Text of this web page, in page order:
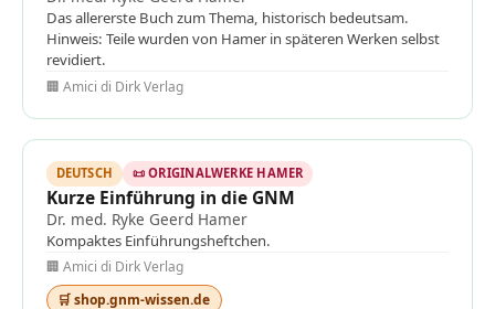
Das allererste Buch zum Thema, historisch bedeutsam.
Hinweis: Teile wurden von Hamer in späteren Werken selbst
revidiert.
🏢 Amici di Dirk Verlag
DEUTSCH 📜 ORIGINALWERKE HAMER
Kurze Einführung in die GNM
Dr. med. Ryke Geerd Hamer
Kompaktes Einführungsheftchen.
🏢 Amici di Dirk Verlag
🛒 shop.gnm-wissen.de